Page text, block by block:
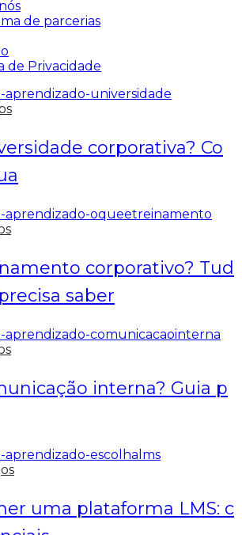
de parcerias
de Privacidade
corporativa? Co
corporativo? Tud
saber
interna? Guia p
uma plataforma LMS: c